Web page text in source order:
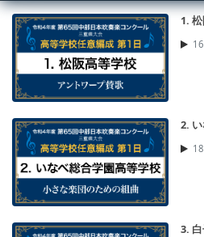
1.
16
2.
18
3.